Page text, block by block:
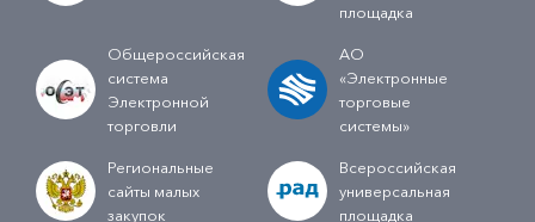
площадка
Общероссийская
система
Электронной
торговли
АО
«Электронные
торговые
системы»
Региональные
сайты малых
закупок
Всероссийская
универсальная
площадка